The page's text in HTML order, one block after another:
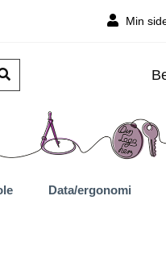
Min
Data/ergonomi